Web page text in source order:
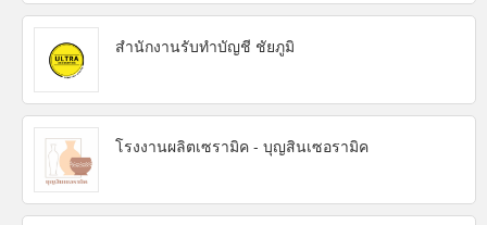
สำนักงานรับทำบัญชี ชัยภูมิ
โรงงานผลิตเซรามิค - บุญสินเซอรามิค